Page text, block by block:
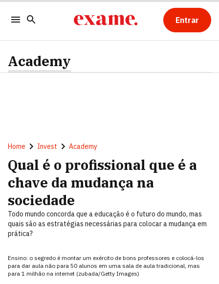
Entrar
Academy
Home Invest Academy
Qual é o profissional que é a
chave da mudança na
sociedade
Todo mundo concorda que a educação é o futuro do mundo, mas
quais são as estratégias necessárias para colocar a mudança em
prática?
Ensino: o segredo é montar um exército de bons professores e colocá-los
para dar aula não para 50 alunos em uma sala de aula tradicional, mas
para 1 milhão na internet (zubada/Getty Images)